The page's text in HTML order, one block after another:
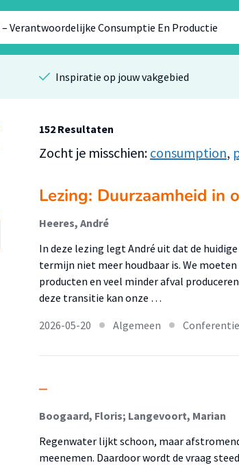
Inspiratie op jouw vakgebied
152 Resultaten
Zocht je misschien: consumption,
Lezing: Duurzaamheid in
Heeres, André
In deze lezing legt André uit dat de
termijn niet meer houdbaar is. We
producten en veel minder afval
deze transitie kan onze …
2026-05-20
Algemeen
–
Boogaard, Floris; Langevoort, Marian
Regenwater lijkt schoon, maar
meenemen. Daardoor wordt de vraag